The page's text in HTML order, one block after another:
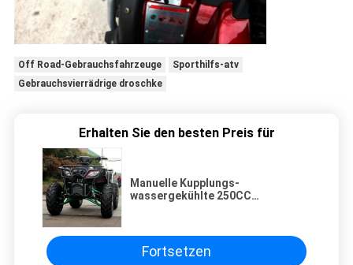
Off Road-Gebrauchsfahrzeuge
Sporthilfs-atv
Gebrauchsvierrädrige droschke
Erhalten Sie den besten Preis für
Manuelle Kupplungs-
wassergekühlte 250CC
Fortsetzen